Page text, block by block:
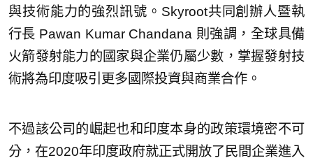
與技術能力的強烈訊號。Skyroot共同創辦人暨執
行長 Pawan Kumar Chandana 則強調，全球具備
火箭發射能力的國家與企業仍屬少數，掌握發射技
術將為印度吸引更多國際投資與商業合作。
不過該公司的崛起也和印度本身的政策環境密不可
分，在2020年印度政府就正式開放了民間企業進入